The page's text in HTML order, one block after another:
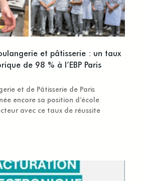
et pâtisserie : un taux
de 98 % à l’EBP Paris
et de Pâtisserie de Paris
encore sa position d’école
avec ce taux de réussite